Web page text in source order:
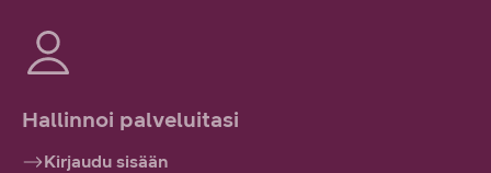
Hallinnoi palveluitasi
Kirjaudu sisään